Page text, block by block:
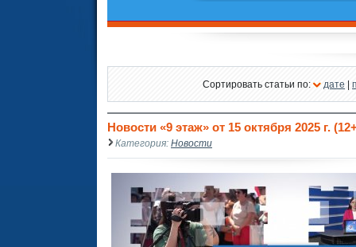
Сортировать статьи по: дате |
Новости «9 этаж» от 15 октября 2025 г.
Категория: Новости